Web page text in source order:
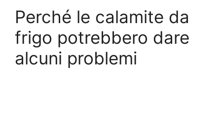
Perché le calamite da
frigo potrebbero dare
alcuni problemi